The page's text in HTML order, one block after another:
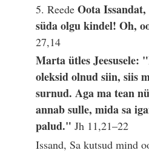
5. ReedeOota
süda olgu kindel! Oh,
27,14
Marta ütles Jeesusele:
oleksid olnud siin, siis
surnud. Aga ma tean
annab sulle, mida sa
palud."Jh 11,21–22
Issand, Sa kutsud mind